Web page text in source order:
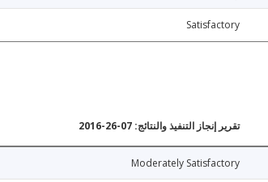
Satisfactory
تقرير إنجاز التنفيذ والنتائج: 07-26-2016
Moderately Satisfactory